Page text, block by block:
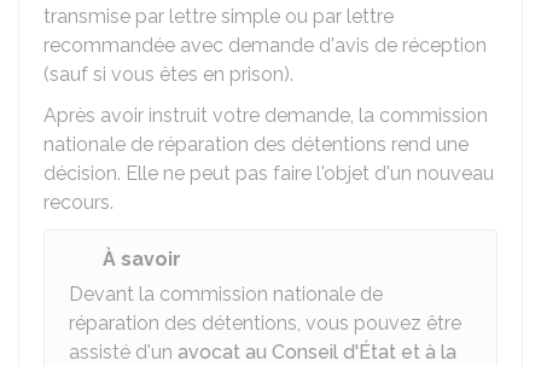
transmise par lettre simple ou par lettre
recommandée avec demande d'avis de réception
(sauf si vous êtes en prison).
Après avoir instruit votre demande, la commission
nationale de réparation des détentions rend une
décision. Elle ne peut pas faire l'objet d'un nouveau
recours.
À savoir
Devant la commission nationale de
réparation des détentions, vous pouvez être
assisté d'un avocat au Conseil d'État et à la